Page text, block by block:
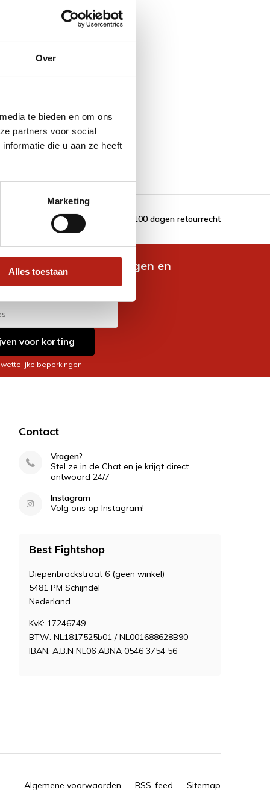
Over
te bieden en om ons
partners voor social
die u aan ze heeft
Marketing
Alles toestaan
100 dagen retourrecht
nieuwste aanbiedingen en
voor korting
beperkingen
Contact
Vragen?
Stel ze in de Chat en je krijgt direct
antwoord 24/7
Instagram
Volg ons op Instagram!
Best Fightshop
Diepenbrockstraat 6 (geen winkel)
5481 PM Schijndel
Nederland
KvK: 17246749
BTW: NL1817525b01 / NL001688628B90
IBAN: A.B.N NL06 ABNA 0546 3754 56
Algemene voorwaarden RSS-feed Sitemap